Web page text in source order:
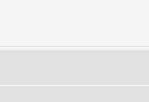
designs